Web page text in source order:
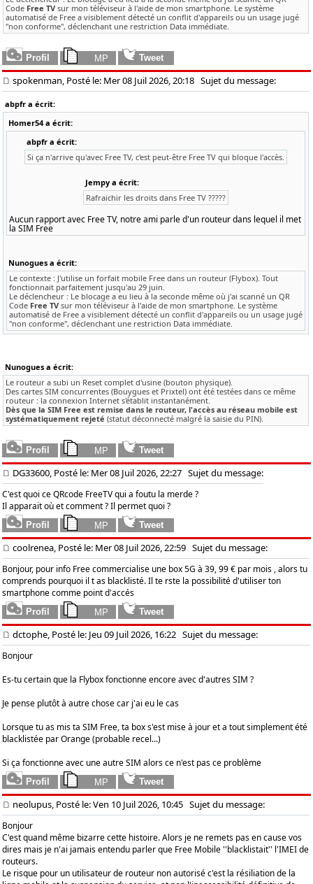
Code Free TV sur mon téléviseur à l'aide de mon smartphone. Le système
automatisé de Free a visiblement détecté un conflit d'appareils ou un usage jugé
"non conforme", déclenchant une restriction Data immédiate.
spokenman, Posté le: Mer 08 Juil 2026, 20:18 Sujet du message:
abpfr a écrit:
Homer54 a écrit:
abpfr a écrit:
Si ça n'arrive qu'avec Free TV, c'est peut-être Free TV qui bloque l'accès.
Jempy a écrit:
Rafraichir les droits dans Free TV ?????
Aucun rapport avec Free TV, notre ami parle d'un routeur dans lequel il met
la SIM Free
Nunogues a écrit:
Le contexte : J'utilise un forfait mobile Free dans un routeur (Flybox). Tout
fonctionnait parfaitement jusqu'au 29 juin.
Le déclencheur : Le blocage a eu lieu à la seconde même où j'ai scanné un QR
Code Free TV sur mon téléviseur à l'aide de mon smartphone. Le système
automatisé de Free a visiblement détecté un conflit d'appareils ou un usage jugé
"non conforme", déclenchant une restriction Data immédiate.
Nunogues a écrit:
Le routeur a subi un Reset complet d'usine (bouton physique).
Des cartes SIM concurrentes (Bouygues et Prixtel) ont été testées dans ce même
routeur : la connexion Internet s'établit instantanément.
Dès que la SIM Free est remise dans le routeur, l'accès au réseau mobile est
systématiquement rejeté (statut déconnecté malgré la saisie du PIN).
DG33600, Posté le: Mer 08 Juil 2026, 22:27 Sujet du message:
C'est quoi ce QRcode FreeTV qui a foutu la merde ?
Il apparait où et comment ? Il permet quoi ?
coolrenea, Posté le: Mer 08 Juil 2026, 22:59 Sujet du message:
Bonjour, pour info Free commercialise une box 5G à 39, 99 € par mois , alors tu
comprends pourquoi il t as blacklisté. Il te rste la possibilité d'utiliser ton
smartphone comme point d'accés
dctophe, Posté le: Jeu 09 Juil 2026, 16:22 Sujet du message:
Bonjour
Es-tu certain que la Flybox fonctionne encore avec d'autres SIM ?
Je pense plutôt à autre chose car j'ai eu le cas
Lorsque tu as mis ta SIM Free, ta box s'est mise à jour et a tout simplement été
blacklistée par Orange (probable recel...)
Si ça fonctionne avec une autre SIM alors ce n'est pas ce problème
neolupus, Posté le: Ven 10 Juil 2026, 10:45 Sujet du message:
Bonjour
C'est quand même bizarre cette histoire. Alors je ne remets pas en cause vos
dires mais je n'ai jamais entendu parler que Free Mobile ''blacklistait'' l'IMEI de
routeurs.
Le risque pour un utilisateur de routeur non autorisé c'est la résiliation de la